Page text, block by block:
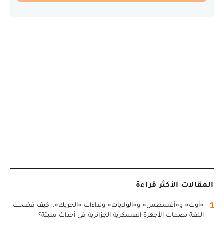
المقالات الأكثر قراءة
1
«أوت» و«أغسطس» و«الولايات» ونداءات «الحريك».. كيف فضحت
اللغة بصمات الأجهزة العسكرية الجزائرية في أحداث سبتة؟